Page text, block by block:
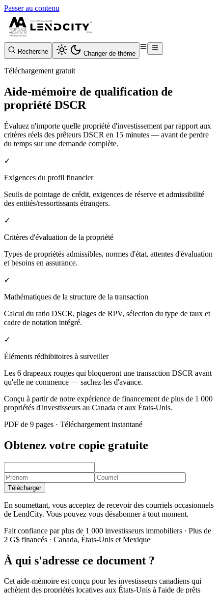
Passer au contenu
Recherche Changer de thème
Téléchargement gratuit
Aide-mémoire de qualification de
propriété DSCR
Évaluez n'importe quelle propriété d'investissement par rapport aux
critères réels des prêteurs DSCR en 15 minutes — avant de perdre
du temps sur une demande complète.
✓
Exigences du profil financier
Seuils de pointage de crédit, exigences de réserve et admissibilité
des entités/ressortissants étrangers.
✓
Critères d'évaluation de la propriété
Types de propriétés admissibles, normes d'état, attentes d'évaluation
et besoins en assurance.
✓
Mathématiques de la structure de la transaction
Calcul du ratio DSCR, plages de RPV, sélection du type de taux et
cadre de notation intégré.
✓
Éléments rédhibitoires à surveiller
Les 6 drapeaux rouges qui bloqueront une transaction DSCR avant
qu'elle ne commence — sachez-les d'avance.
Conçu à partir de notre expérience de financement de plus de 1 000
propriétés d'investisseurs au Canada et aux États-Unis.
PDF de 9 pages · Téléchargement instantané
Obtenez votre copie gratuite
Télécharger
En soumettant, vous acceptez de recevoir des courriels occasionnels
de LendCity. Vous pouvez vous désabonner à tout moment.
Fait confiance par plus de 1 000 investisseurs immobiliers · Plus de
2 G$ financés · Canada, États-Unis et Mexique
À qui s'adresse ce document ?
Cet aide-mémoire est conçu pour les investisseurs canadiens qui
achètent des propriétés locatives aux États-Unis à l'aide de prêts